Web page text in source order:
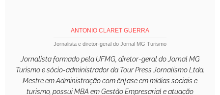
ANTONIO CLARET GUERRA
Jornalista e diretor-geral do Jornal MG Turismo
Jornalista formado pela UFMG, diretor-geral do Jornal MG
Turismo e sócio-administrador da Tour Press Jornalismo Ltda.
Mestre em Administração com ênfase em mídias sociais e
turismo, possui MBA em Gestão Empresarial e atuação